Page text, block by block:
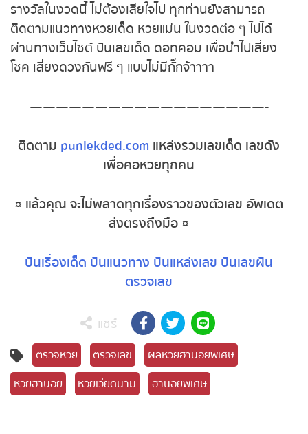
รางวัลในงวดนี้ ไม่ต้องเสียใจไป ทุกท่านยังสามารถ
ติดตามแนวทางหวยเด็ด หวยแม่น ในงวดต่อ ๆ ไปได้
ผ่านทางเว็บไซต์ ปันเลขเด็ด ดอทคอม เพื่อนำไปเสี่ยง
โชค เสี่ยงดวงกันฟรี ๆ แบบไม่มีกั๊กจ้าาาา
——————————————————-
ติดตาม punlekded.com แหล่งรวมเลขเด็ด เลขดัง
เพื่อคอหวยทุกคน
¤ แล้วคุณ จะไม่พลาดทุกเรื่องราวของตัวเลข อัพเดต
ส่งตรงถึงมือ ¤
ปันเรื่องเด็ด ปันแนวทาง ปันแหล่งเลข ปันเลขฝัน
ตรวจเลข
แชร์
ตรวจหวย ตรวจเลข
ผลหวยฮานอยพิเศษ
หวยฮานอย
หวยเวียดนาม ฮานอยพิเศษ